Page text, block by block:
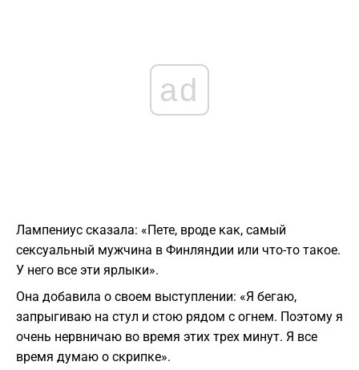
ad
Лампениус сказала: «Пете, вроде как, самый
сексуальный мужчина в Финляндии или что-то такое.
У него все эти ярлыки».
Она добавила о своем выступлении: «Я бегаю,
запрыгиваю на стул и стою рядом с огнем. Поэтому я
очень нервничаю во время этих трех минут. Я все
время думаю о скрипке».